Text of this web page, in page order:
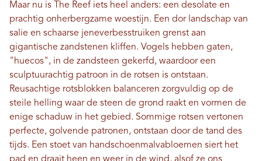
Maar nu is The Reef iets heel anders: een desolate en
prachtig onherbergzame woestijn. Een dor landschap van
salie en schaarse jeneverbesstruiken grenst aan
gigantische zandstenen kliffen. Vogels hebben gaten,
"huecos", in de zandsteen gekerfd, waardoor een
sculptuurachtig patroon in de rotsen is ontstaan.
Reusachtige rotsblokken balanceren zorgvuldig op de
steile helling waar de steen de grond raakt en vormen de
enige schaduw in het gebied. Sommige rotsen vertonen
perfecte, golvende patronen, ontstaan ​​door de tand des
tijds. Een stoet van handschoenmalvabloemen siert het